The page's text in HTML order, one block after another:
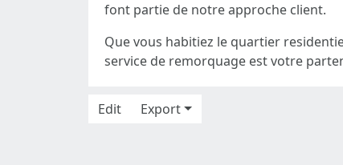
font partie de notre approche client.
Que vous habitiez le quartier
service de remorquage est votre
Edit
Export